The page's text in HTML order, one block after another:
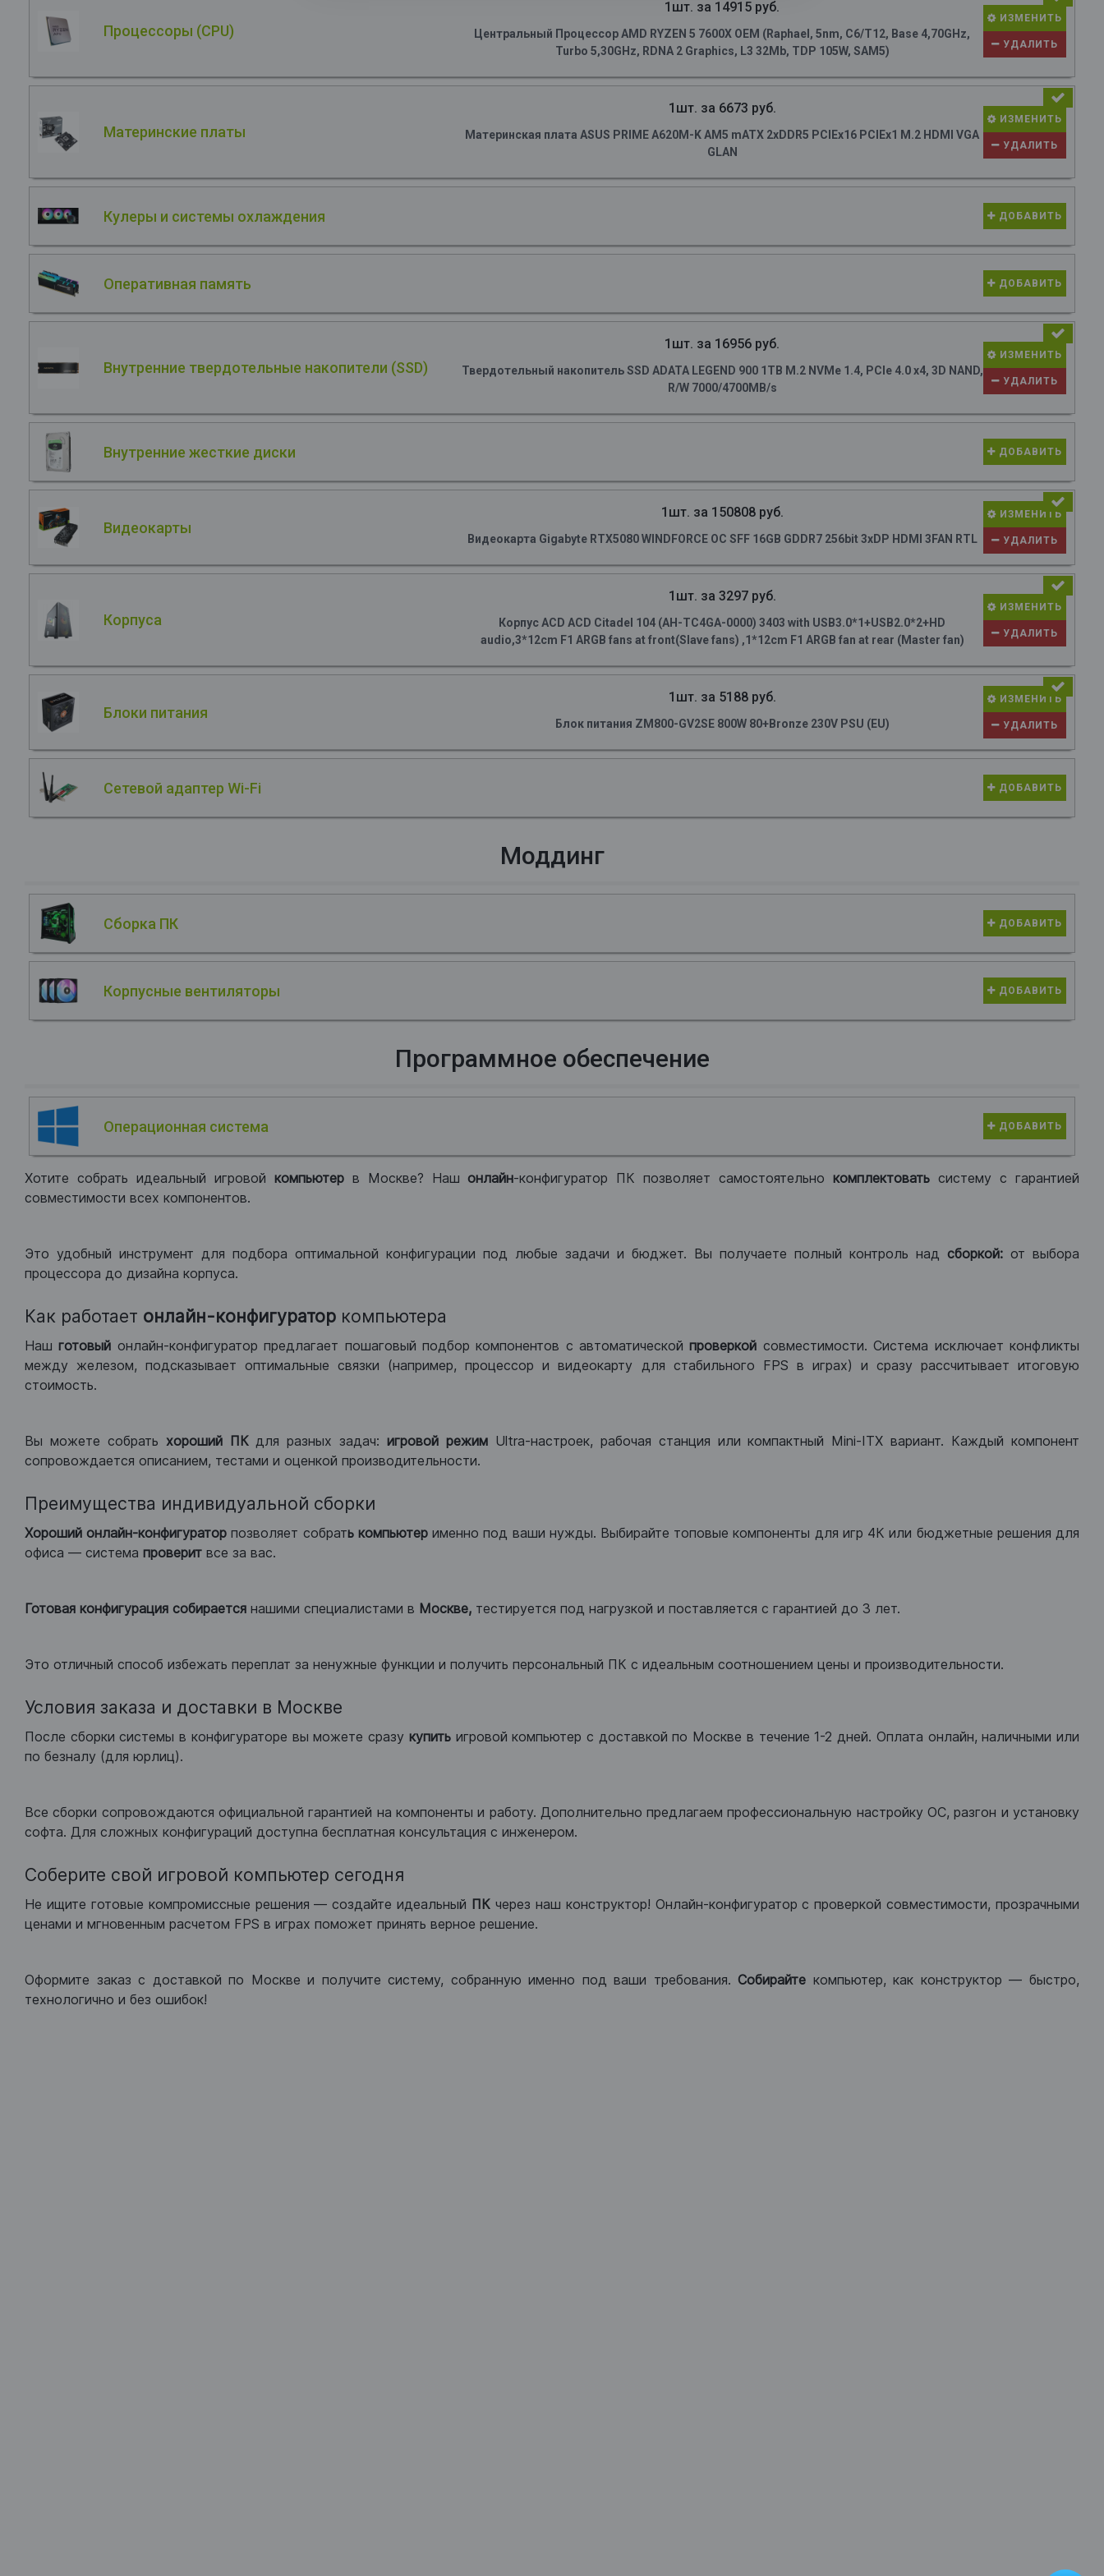
Процессоры (CPU)
1шт. за 14915 руб.
Центральный Процессор AMD RYZEN 5 7600X OEM (Raphael, 5nm, C6/T12, Base 4,70GHz,
Turbo 5,30GHz, RDNA 2 Graphics, L3 32Mb, TDP 105W, SAM5)
ИЗМЕНИТЬ
УДАЛИТЬ
Материнские платы
1шт. за 6673 руб.
Материнская плата ASUS PRIME A620M-K AM5 mATX 2xDDR5 PCIEx16 PCIEx1 M.2 HDMI VGA
GLAN
ИЗМЕНИТЬ
УДАЛИТЬ
Кулеры и системы охлаждения ДОБАВИТЬ
Оперативная память ДОБАВИТЬ
Внутренние твердотельные накопители (SSD)
1шт. за 16956 руб.
Твердотельный накопитель SSD ADATA LEGEND 900 1TB M.2 NVMe 1.4, PCIe 4.0 x4, 3D NAND,
R/W 7000/4700MB/s
ИЗМЕНИТЬ
УДАЛИТЬ
Внутренние жесткие диски ДОБАВИТЬ
Видеокарты
1шт. за 150808 руб.
Видеокарта Gigabyte RTX5080 WINDFORCE OC SFF 16GB GDDR7 256bit 3xDP HDMI 3FAN RTL
ИЗМЕНИТЬ
УДАЛИТЬ
Корпуса
1шт. за 3297 руб.
Корпус ACD ACD Citadel 104 (AH-TC4GA-0000) 3403 with USB3.0*1+USB2.0*2+HD
audio,3*12cm F1 ARGB fans at front(Slave fans) ,1*12cm F1 ARGB fan at rear (Master fan)
ИЗМЕНИТЬ
УДАЛИТЬ
Блоки питания
1шт. за 5188 руб.
Блок питания ZM800-GV2SE 800W 80+Bronze 230V PSU (EU)
ИЗМЕНИТЬ
УДАЛИТЬ
Сетевой адаптер Wi-Fi ДОБАВИТЬ
Моддинг
Сборка ПК ДОБАВИТЬ
Корпусные вентиляторы ДОБАВИТЬ
Программное обеспечение
Операционная система ДОБАВИТЬ
Хотите собрать идеальный игровой компьютер в Москве? Нашонлайн-конфигуратор ПК позволяет самостоятельно комплектоватьсистему с гарантией
совместимости всех компонентов.
Это удобный инструмент для подбора оптимальной конфигурации под любые задачи и бюджет. Вы получаете полный контроль над сборкой: от выбора
процессора до дизайна корпуса.
Как работает онлайн-конфигуратор компьютера
Нашготовый онлайн-конфигуратор предлагает пошаговый подбор компонентов с автоматическойпроверкой совместимости. Система исключает конфликты
между железом, подсказывает оптимальные связки (например, процессор и видеокарту для стабильного FPS в играх) и сразу рассчитывает итоговую
стоимость.
Вы можете собрать хороший ПКдля разных задач:игровой режим Ultra-настроек, рабочая станция или компактный Mini-ITX вариант. Каждый компонент
сопровождается описанием, тестами и оценкой производительности.
Преимущества индивидуальной сборки
Хороший онлайн-конфигуратор позволяет собрать компьютерименно под ваши нужды. Выбирайте топовые компоненты для игр 4К или бюджетные решения для
офиса — система проверит все за вас.
Готовая конфигурация собирается нашими специалистами в Москве, тестируется под нагрузкой и поставляется с гарантией до 3 лет.
Это отличный способ избежать переплат за ненужные функции и получить персональный ПК с идеальным соотношением цены и производительности.
Условия заказа и доставки в Москве
После сборки системы в конфигураторе вы можете сразу купитьигровой компьютер с доставкой по Москве в течение 1-2 дней. Оплата онлайн, наличными или
по безналу (для юрлиц).
Все сборки сопровождаются официальной гарантией на компоненты и работу. Дополнительно предлагаем профессиональную настройку ОС, разгон и установку
софта. Для сложных конфигураций доступна бесплатная консультация с инженером.
Соберите свой игровой компьютер сегодня
Не ищите готовые компромиссные решения — создайте идеальный ПК через наш конструктор! Онлайн-конфигуратор с проверкой совместимости, прозрачными
ценами и мгновенным расчетом FPS в играх поможет принять верное решение.
Оформите заказ с доставкой по Москве и получите систему, собранную именно под ваши требования.Собирайте компьютер, как конструктор — быстро,
технологично и без ошибок!